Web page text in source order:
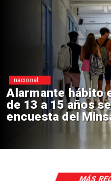
de $4
Regiones
MÁS